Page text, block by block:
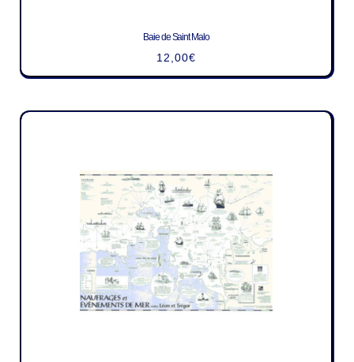
Baie de Saint Malo
12,00€